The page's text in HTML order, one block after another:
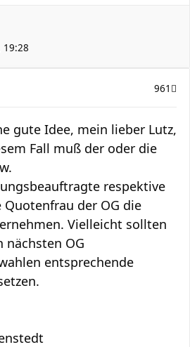
19:28
961
gute Idee, mein lieber Lutz,
Fall muß der oder die
respektive
Quotenfrau der OG die
Vielleicht sollten
nächsten OG
entsprechende